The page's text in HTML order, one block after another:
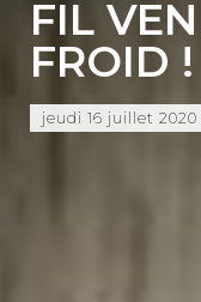
FIL
FROID !
jeudi 16 juillet 2020